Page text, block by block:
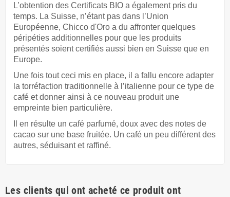
L’obtention des Certificats BIO a également pris du
temps. La Suisse, n’étant pas dans l’Union
Européenne, Chicco d'Oro a du affronter quelques
péripéties additionnelles pour que les produits
présentés soient certifiés aussi bien en Suisse que en
Europe.
Une fois tout ceci mis en place, il a fallu encore adapter
la torréfaction traditionnelle à l’italienne pour ce type de
café et donner ainsi à ce nouveau produit une
empreinte bien particulière.
Il en résulte un café parfumé, doux avec des notes de
cacao sur une base fruitée. Un café un peu différent des
autres, séduisant et raffiné.
Les clients qui ont acheté ce produit ont